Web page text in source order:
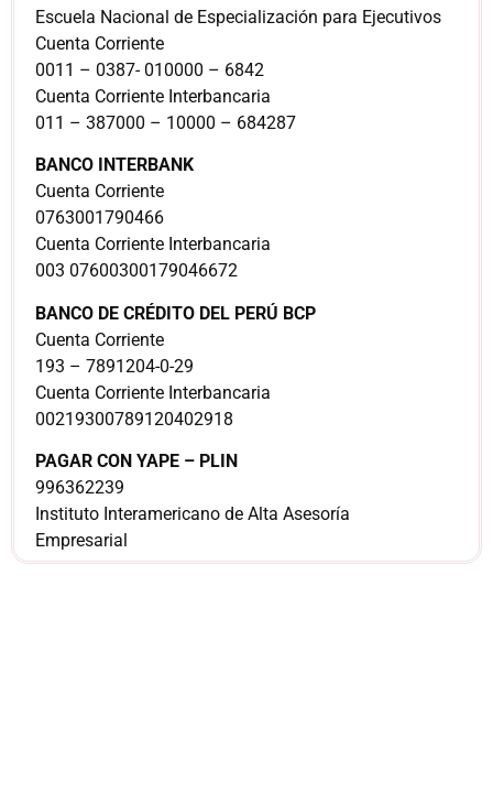
Escuela Nacional de Especialización para Ejecutivos
Cuenta Corriente
0011 – 0387- 010000 – 6842
Cuenta Corriente Interbancaria
011 – 387000 – 10000 – 684287
BANCO INTERBANK
Cuenta Corriente
0763001790466
Cuenta Corriente Interbancaria
003 07600300179046672
BANCO DE CRÉDITO DEL PERÚ BCP
Cuenta Corriente
193 – 7891204-0-29
Cuenta Corriente Interbancaria
00219300789120402918
PAGAR CON YAPE – PLIN
996362239
Instituto Interamericano de Alta Asesoría
Empresarial